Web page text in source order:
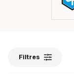
Filtres